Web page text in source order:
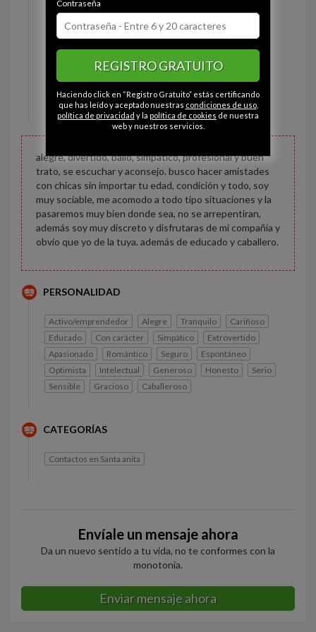
Estado civil:
Ojos: Marrón
Constitución: Voluptuoso
Altura: 170 cm
Peso: 86 kg
alegre, divertido, bailo, simpático, profesional y buen
trato, se escuchar y aconsejo. busco hacer amistades
con chicas sin importar tu edad, condición y todo, soy
muy sociable, me acomodo a todo tipo situaciones y la
pasaremos muy bien donde sea, no se arrepentiran,
además soy muy discreto y disfrutaras de mi compañía y
obvio que yo de la tuya. además de educado y caballero.
PERSONALIDAD
Activo/emprendedor Alegre Tranquilo
Cariñoso
Educado
Con carácter Simpático
Extrovertido
Apasionado
Romántico Seguro
Espontáneo
Optimista
Intelectual Generoso Honesto
Serio
Sensible
Gracioso Caballeroso
CATEGORÍAS
Contactos en Santa anita
Envíale un mensaje ahora
Da un nuevo sentido a tu vida, no te conformes con la
monotonía.
Enviar mensaje ahora
Contraseña
REGISTRO GRATUITO
Haciendo click en “Registro Gratuito” estás certificando
que has leído y aceptado nuestras condiciones de uso,
política de privacidad y la política de cookies de nuestra
web y nuestros servicios.